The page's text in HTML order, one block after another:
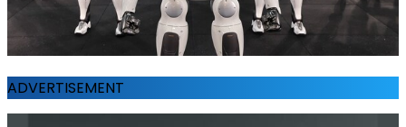
ADVERTISEMENT